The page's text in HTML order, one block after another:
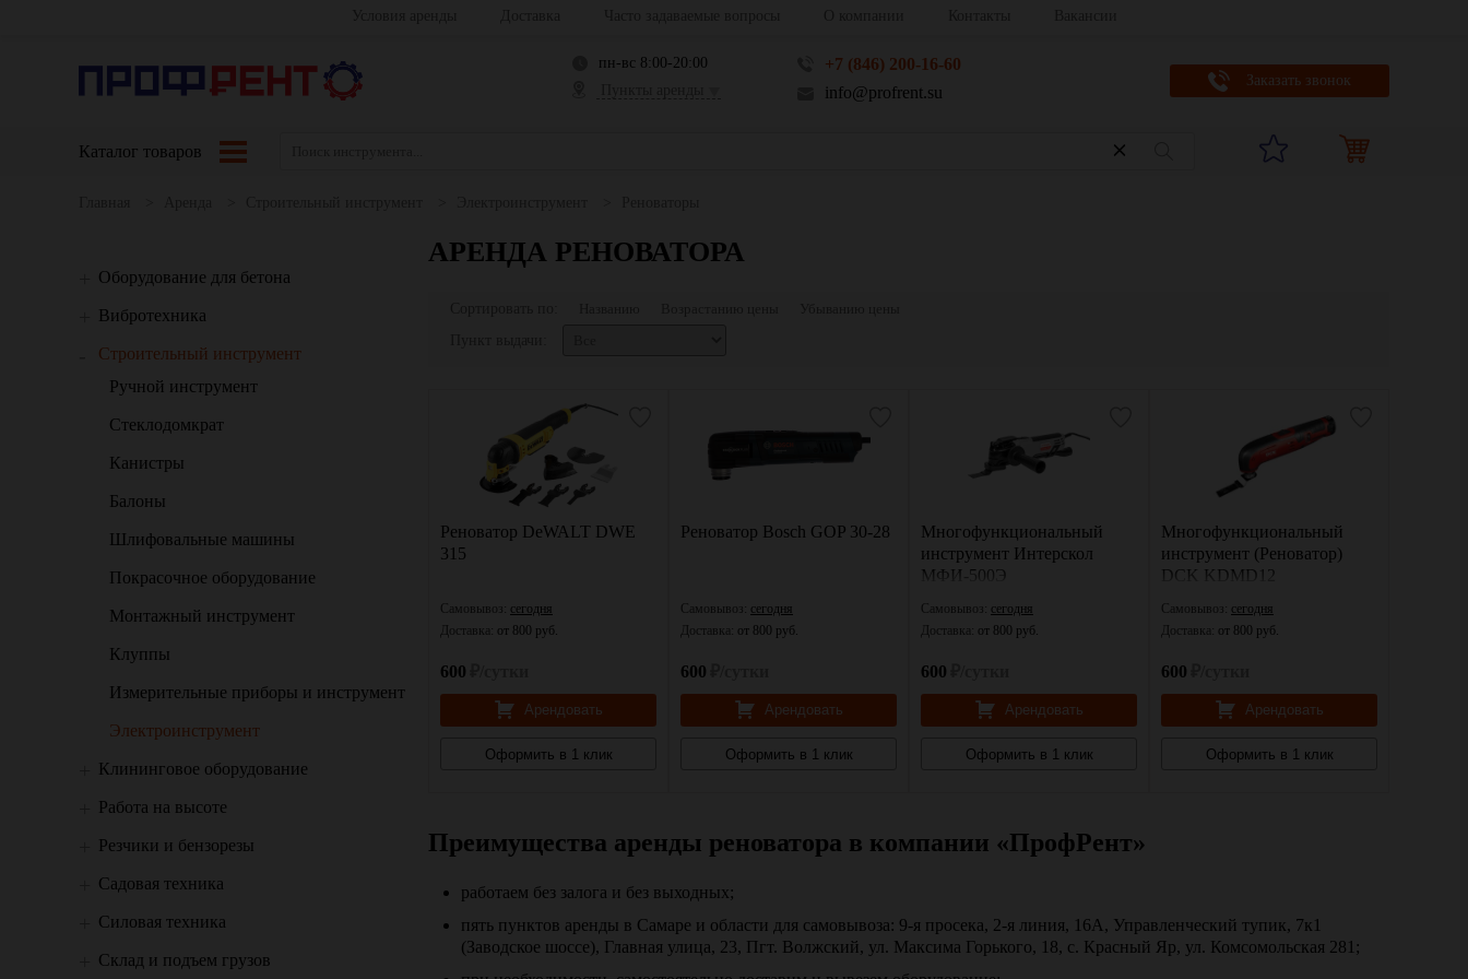
пн-вс 8:00-20:00
+7 (846) 200-16-60
info@profrent.su
Заказать звонок
Каталог товаров
Оборудование для бетона
Вибротехника
Строительный инструмент
Ручной инструмент
Стеклодомкрат
Канистры
Балоны
Шлифовальные машины
Покрасочное оборудование
Монтажный инструмент
Клуппы
Измерительные приборы и инструмент
Электроинструмент
Клининговое оборудование
Работа на высоте
Резчики и бензорезы
Садовая техника
Силовая техника
Склад и подъем грузов
АРЕНДА РЕНОВАТОРА
Реноватор DeWALT DWE
315
Самовывоз: сегодня
Доставка: от 800 руб.
600
Арендовать
Оформить в 1 клик
Реноватор Bosch GOP 30-28
Самовывоз: сегодня
Доставка: от 800 руб.
600
Арендовать
Оформить в 1 клик
Многофункциональный
инструмент Интерскол
МФИ-500Э
Самовывоз: сегодня
Доставка: от 800 руб.
600
Арендовать
Оформить в 1 клик
Многофункциональный
инструмент (Реноватор)
DCK KDMD12
Самовывоз: сегодня
Доставка: от 800 руб.
600
Арендовать
Оформить в 1 клик
Преимущества аренды реноватора в компании «ПрофРент»
работаем без залога и без выходных;
пять пунктов аренды в Самаре и области для самовывоза: 9-я просека, 2-я линия, 16А, Управленческий тупик, 7к1
(Заводское шоссе), Главная улица, 23, Пгт. Волжский, ул. Максима Горького, 18, с. Красный Яр, ул. Комсомольская 281;